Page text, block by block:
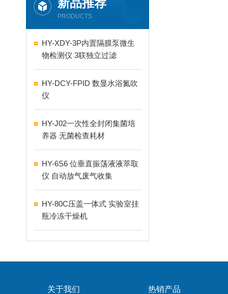
新品推荐
PRODUCTS
HY-XDY-3P内置隔膜泵微生
物检测仪 3联独立过滤
HY-DCY-FPID 数显水浴氮吹
仪
HY-J02一次性全封闭集菌培
养器 无菌检查耗材
HY-6S6 位垂直振荡液液萃取
仪 自动放气废气收集
HY-80C压盖一体式 实验室挂
瓶冷冻干燥机
关于我们 热销产品